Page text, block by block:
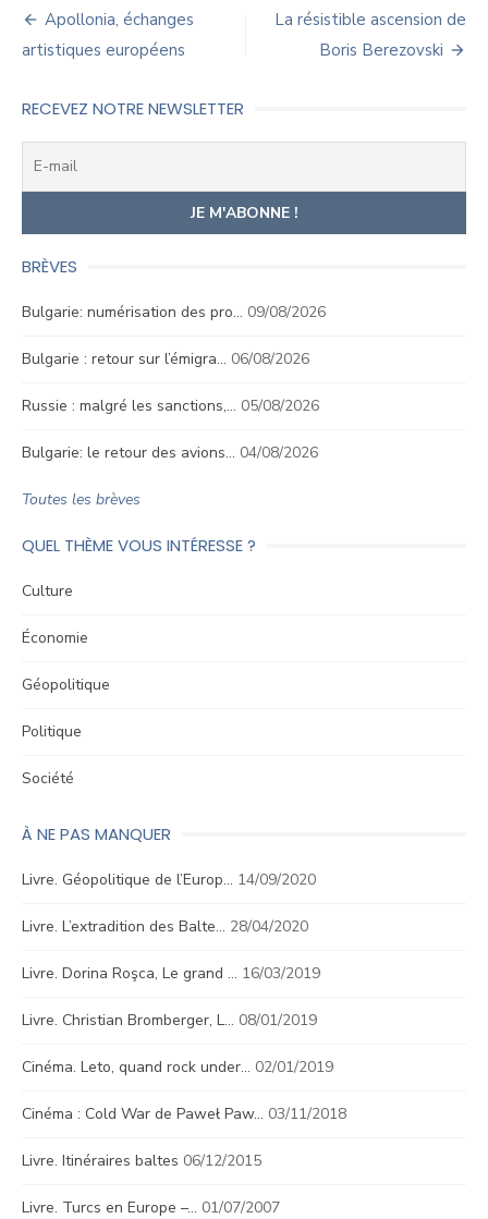
Navigation
de
l’article
Apollonia, échanges
artistiques européens
La résistible ascension de
Boris Berezovski
RECEVEZ NOTRE NEWSLETTER
BRÈVES
Bulgarie: numérisation des pro… 09/08/2026
Bulgarie : retour sur l’émigra… 06/08/2026
Russie : malgré les sanctions,… 05/08/2026
Bulgarie: le retour des avions… 04/08/2026
Toutes les brèves
QUEL THÈME VOUS INTÉRESSE ?
Culture
Économie
Géopolitique
Politique
Société
À NE PAS MANQUER
Livre. Géopolitique de l’Europ… 14/09/2020
Livre. L’extradition des Balte… 28/04/2020
Livre. Dorina Roşca, Le grand … 16/03/2019
Livre. Christian Bromberger, L… 08/01/2019
Cinéma. Leto, quand rock under… 02/01/2019
Cinéma : Cold War de Paweł Paw… 03/11/2018
Livre. Itinéraires baltes 06/12/2015
Livre. Turcs en Europe –… 01/07/2007